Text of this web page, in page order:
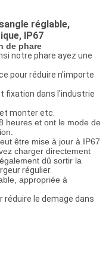
réglable,
IP67
de phare
notre phare ayez une
pour réduire n'importe
fixation dans l'industrie
monter etc.
heures et ont le mode de
être mise à jour à IP67
charger directement
dû sortir la
régulier.
appropriée à
réduire le demage dans